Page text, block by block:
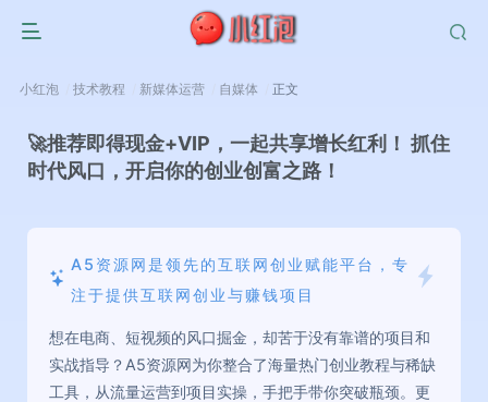
小红泡 技术教程 新媒体运营 自媒体 正文
🚀推荐即得现金+VIP，一起共享增长红利！ 抓住
时代风口，开启你的创业创富之路！
A5资源网是领先的互联网创业赋能平台，专
注于提供互联网创业与赚钱项目
想在电商、短视频的风口掘金，却苦于没有靠谱的项目和
实战指导？A5资源网为你整合了海量热门创业教程与稀缺
工具，从流量运营到项目实操，手把手带你突破瓶颈。更